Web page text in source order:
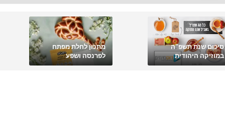
סיכום שנת תשפ"ה
במוזיקה היהודית
מתכון לחלת מפתח
לפרנסה ושפע